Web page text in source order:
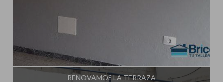
Influencer:
RENOVAMOS LA TERRAZA